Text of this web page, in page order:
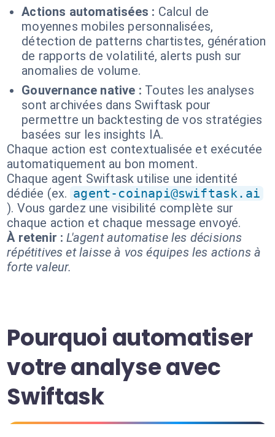
Actions automatisées : Calcul de
moyennes mobiles personnalisées,
détection de patterns chartistes, génération
de rapports de volatilité, alerts push sur
anomalies de volume.
Gouvernance native : Toutes les analyses
sont archivées dans Swiftask pour
permettre un backtesting de vos stratégies
basées sur les insights IA.
Chaque action est contextualisée et exécutée
automatiquement au bon moment.
Chaque agent Swiftask utilise une identité
dédiée (ex. agent-coinapi@swiftask.ai
). Vous gardez une visibilité complète sur
chaque action et chaque message envoyé.
À retenir : L'agent automatise les décisions
répétitives et laisse à vos équipes les actions à
forte valeur.
Pourquoi automatiser
votre analyse avec
Swiftask